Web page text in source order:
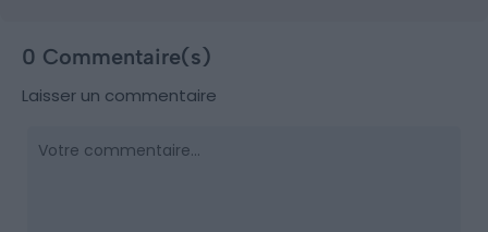
0 Commentaire(s)
Laisser un commentaire